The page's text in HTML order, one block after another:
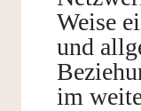
Weise
und
im